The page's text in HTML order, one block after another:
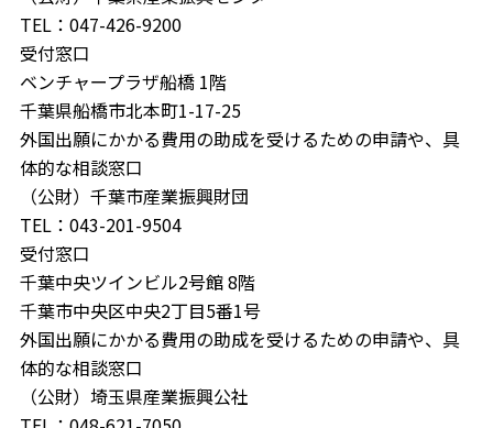
TEL：047-426-9200
受付窓口
ベンチャープラザ船橋 1階
千葉県船橋市北本町1-17-25
外国出願にかかる費用の助成を受けるための申請や、具
体的な相談窓口
（公財）千葉市産業振興財団
TEL：043-201-9504
受付窓口
千葉中央ツインビル2号館 8階
千葉市中央区中央2丁目5番1号
外国出願にかかる費用の助成を受けるための申請や、具
体的な相談窓口
（公財）埼玉県産業振興公社